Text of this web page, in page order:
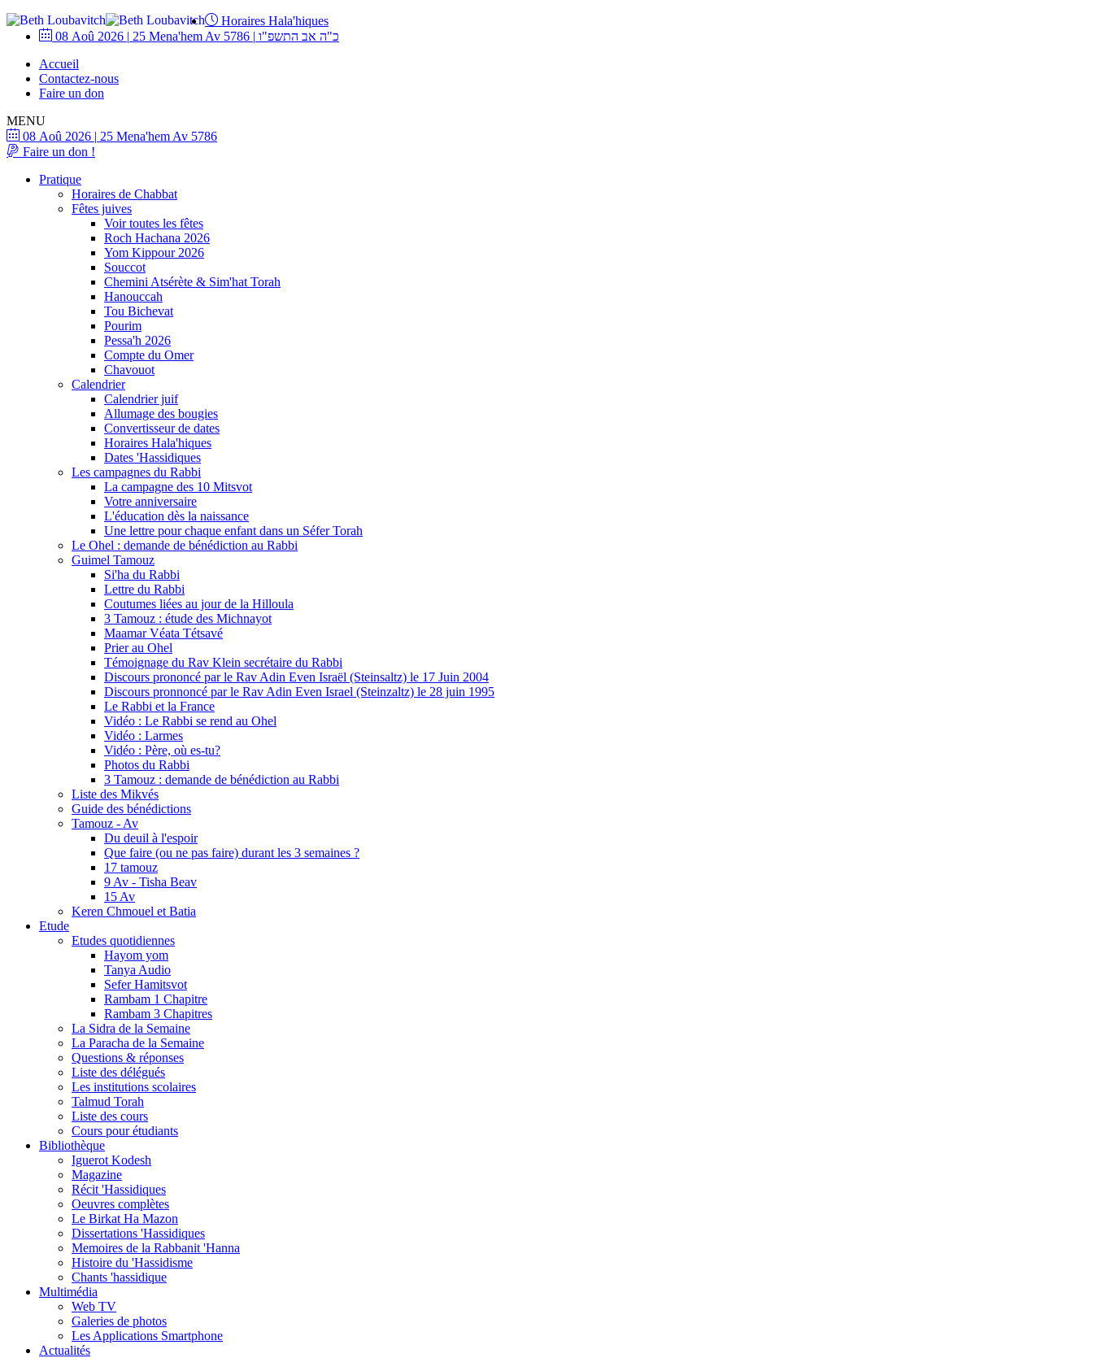
Horaires Hala'hiques
08 Aoû 2026 | 25 Mena'hem Av 5786 | כ"ה אב התשפ"ו
Accueil
Contactez-nous
Faire un don
MENU
08 Aoû 2026 | 25 Mena'hem Av 5786
Faire un don !
Pratique
Horaires de Chabbat
Fêtes juives
Voir toutes les fêtes
Roch Hachana 2026
Yom Kippour 2026
Souccot
Chemini Atsérète & Sim'hat Torah
Hanouccah
Tou Bichevat
Pourim
Pessa'h 2026
Compte du Omer
Chavouot
Calendrier
Calendrier juif
Allumage des bougies
Convertisseur de dates
Horaires Hala'hiques
Dates 'Hassidiques
Les campagnes du Rabbi
La campagne des 10 Mitsvot
Votre anniversaire
L'éducation dès la naissance
Une lettre pour chaque enfant dans un Séfer Torah
Le Ohel : demande de bénédiction au Rabbi
Guimel Tamouz
Si'ha du Rabbi
Lettre du Rabbi
Coutumes liées au jour de la Hilloula
3 Tamouz : étude des Michnayot
Maamar Véata Tétsavé
Prier au Ohel
Témoignage du Rav Klein secrétaire du Rabbi
Discours prononcé par le Rav Adin Even Israël (Steinsaltz) le 17 Juin 2004
Discours pronnoncé par le Rav Adin Even Israel (Steinzaltz) le 28 juin 1995
Le Rabbi et la France
Vidéo : Le Rabbi se rend au Ohel
Vidéo : Larmes
Vidéo : Père, où es-tu?
Photos du Rabbi
3 Tamouz : demande de bénédiction au Rabbi
Liste des Mikvés
Guide des bénédictions
Tamouz - Av
Du deuil à l'espoir
Que faire (ou ne pas faire) durant les 3 semaines ?
17 tamouz
9 Av - Tisha Beav
15 Av
Keren Chmouel et Batia
Etude
Etudes quotidiennes
Hayom yom
Tanya Audio
Sefer Hamitsvot
Rambam 1 Chapitre
Rambam 3 Chapitres
La Sidra de la Semaine
La Paracha de la Semaine
Questions & réponses
Liste des délégués
Les institutions scolaires
Talmud Torah
Liste des cours
Cours pour étudiants
Bibliothèque
Iguerot Kodesh
Magazine
Récit 'Hassidiques
Oeuvres complètes
Le Birkat Ha Mazon
Dissertations 'Hassidiques
Memoires de la Rabbanit 'Hanna
Histoire du 'Hassidisme
Chants 'hassidique
Multimédia
Web TV
Galeries de photos
Les Applications Smartphone
Actualités